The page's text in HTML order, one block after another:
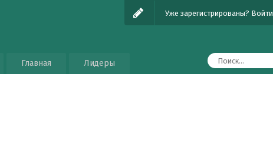
Уже зарегистрированы? Войти
Главная Лидеры